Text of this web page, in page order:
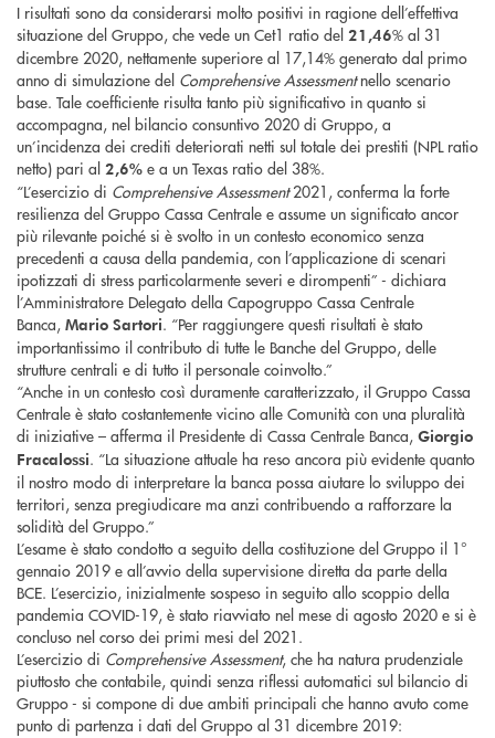
I risultati sono da considerarsi molto positivi in ragione dell’effettiva
situazione del Gruppo, che vede un Cet1 ratio del 21,46% al 31
dicembre 2020, nettamente superiore al 17,14% generato dal primo
anno di simulazione del Comprehensive Assessmentnello scenario
base. Tale coefficiente risulta tanto più significativo in quanto si
accompagna, nel bilancio consuntivo 2020 di Gruppo, a
un’incidenza dei crediti deteriorati netti sul totale dei prestiti (NPL ratio
netto) pari al 2,6% e a un Texas ratio del 38%.
“L’esercizio di Comprehensive Assessment2021, conferma la forte
resilienza del Gruppo Cassa Centrale e assume un significato ancor
più rilevante poiché si è svolto in un contesto economico senza
precedenti a causa della pandemia, con l’applicazione di scenari
ipotizzati di stress particolarmente severi e dirompenti” - dichiara
l’Amministratore Delegato della Capogruppo Cassa Centrale
Banca, Mario Sartori. “Per raggiungere questi risultati è stato
importantissimo il contributo di tutte le Banche del Gruppo, delle
strutture centrali e di tutto il personale coinvolto.”
“Anche in un contesto così duramente caratterizzato, il Gruppo Cassa
Centrale è stato costantemente vicino alle Comunità con una pluralità
di iniziative – afferma il Presidente di Cassa Centrale Banca, Giorgio
Fracalossi. “La situazione attuale ha reso ancora più evidente quanto
il nostro modo di interpretare la banca possa aiutare lo sviluppo dei
territori, senza pregiudicare ma anzi contribuendo a rafforzare la
solidità del Gruppo.”
L’esame è stato condotto a seguito della costituzione del Gruppo il 1°
gennaio 2019 e all’avvio della supervisione diretta da parte della
BCE. L’esercizio, inizialmente sospeso in seguito allo scoppio della
pandemia COVID-19, è stato riavviato nel mese di agosto 2020 e si è
concluso nel corso dei primi mesi del 2021.
L’esercizio di Comprehensive Assessment, che ha natura prudenziale
piuttosto che contabile, quindi senza riflessi automatici sul bilancio di
Gruppo - si compone di due ambiti principali che hanno avuto come
punto di partenza i dati del Gruppo al 31 dicembre 2019: